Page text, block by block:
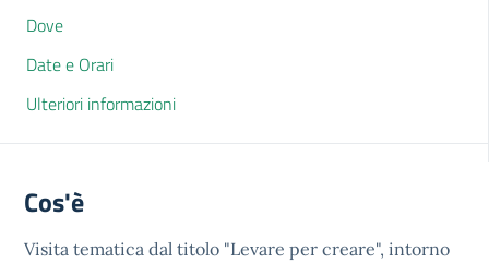
Dove
Date e Orari
Ulteriori informazioni
Cos'è
Visita tematica dal titolo "Levare per creare", intorno